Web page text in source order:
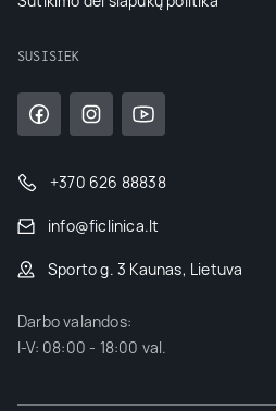
SUSISIEK
+370 626 88838
info@ficlinica.lt
Sporto g. 3 Kaunas, Lietuva
Darbo valandos:
I-V: 08:00 - 18:00 val.